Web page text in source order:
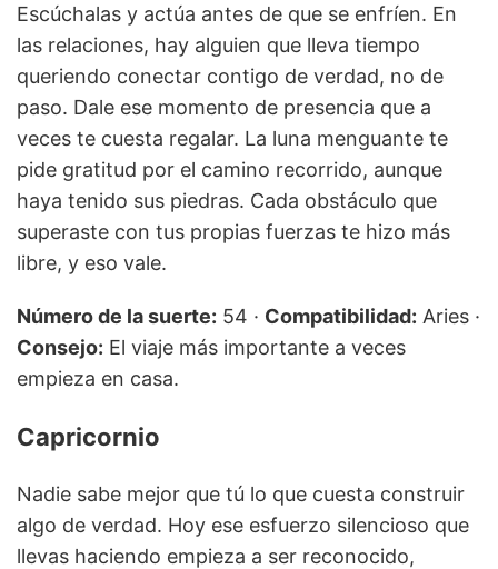
Escúchalas y actúa antes de que se enfríen. En
las relaciones, hay alguien que lleva tiempo
queriendo conectar contigo de verdad, no de
paso. Dale ese momento de presencia que a
veces te cuesta regalar. La luna menguante te
pide gratitud por el camino recorrido, aunque
haya tenido sus piedras. Cada obstáculo que
superaste con tus propias fuerzas te hizo más
libre, y eso vale.
Número de la suerte: 54 · Compatibilidad: Aries ·
Consejo: El viaje más importante a veces
empieza en casa.
Capricornio
Nadie sabe mejor que tú lo que cuesta construir
algo de verdad. Hoy ese esfuerzo silencioso que
llevas haciendo empieza a ser reconocido,